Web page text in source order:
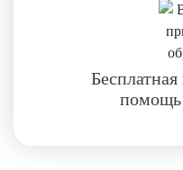
помощь